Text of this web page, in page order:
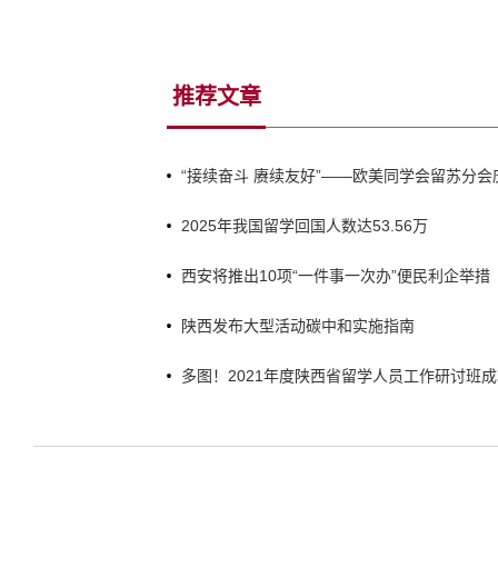
推荐文章
“接续奋斗 赓续友好”——欧美同学会留苏分会
《中俄睦邻友好合作条约》签署25周年主题音
2025年我国留学回国人数达53.56万
西安将推出10项“一件事一次办”便民利企举措
陕西发布大型活动碳中和实施指南
多图！2021年度陕西省留学人员工作研讨班